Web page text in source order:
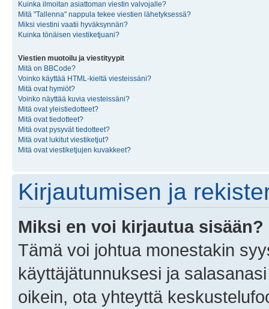
Kuinka ilmoitan asiattoman viestin valvojalle?
Mitä "Tallenna" nappula tekee viestien lähetyksessä?
Miksi viestini vaatii hyväksynnän?
Kuinka tönäisen viestiketjuani?
Viestien muotoilu ja viestityypit
Mitä on BBCode?
Voinko käyttää HTML-kieltä viesteissäni?
Mitä ovat hymiöt?
Voinko näyttää kuvia viesteissäni?
Mitä ovat yleistiedotteet?
Mitä ovat tiedotteet?
Mitä ovat pysyvät tiedotteet?
Mitä ovat lukitut viestiketjut?
Mitä ovat viestiketjujen kuvakkeet?
Kirjautumisen ja
Miksi en voi kirjautua sisään?
Tämä voi johtua monestakin
käyttäjätunnuksesi ja
oikein, ota yhteyttä